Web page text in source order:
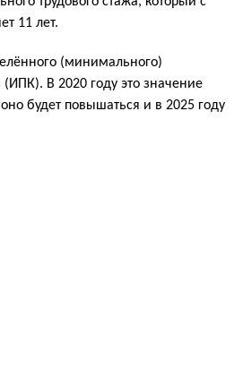
11 лет.
(минимального)
(ИПК). В 2020 году это значение
будет повышаться и в 2025 году